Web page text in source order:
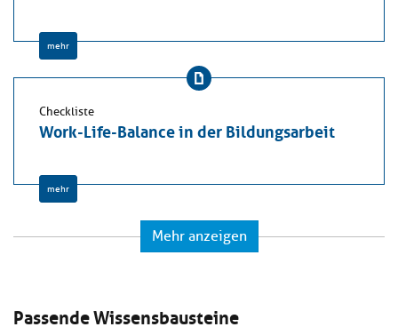
mehr
Checkliste
Work-Life-Balance in der Bildungsarbeit
mehr
Mehr anzeigen
Passende Wissensbausteine